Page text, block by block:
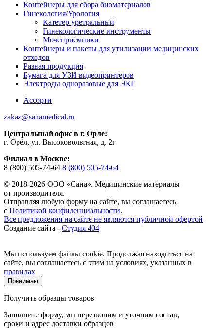
Контейнеры для сбора биоматериалов
Гинекология/Урология
Катетер уретральный
Гинекологические инструменты
Мочеприемники
Контейнеры и пакеты для утилизации медицинских
отходов
Разная продукция
Бумага для УЗИ видеопринтеров
Электроды одноразовые для ЭКГ
Ассорти
zakaz@sanamedical.ru
Центральный офис в г. Орле:
г. Орёл, ул. Высоковольтная, д. 2г
Филиал в Москве:
8 (800) 505-74-64 8 (800) 505-74-64
© 2018-2026 ООО «Сана». Медицинские материалы
от производителя.
Отправляя любую форму на сайте, вы соглашаетесь
с Политикой конфиденциальности.
Все предложения на сайте не являются публичной офертой
Создание сайта - Студия 404
Мы используем файлы cookie. Продолжая находиться на
сайте, вы соглашаетесь с этим на условиях, указанных в
правилах
Принимаю
Получить образцы товаров
Заполните форму, мы перезвоним и уточним состав,
сроки и адрес доставки образцов